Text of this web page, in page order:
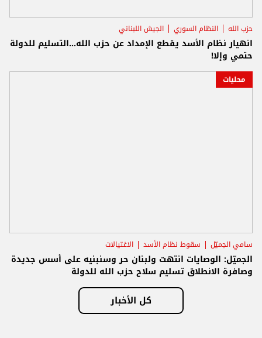
حزب الله النظام السوري الجيش اللبناني
انهيار نظام الأسد يقطع الإمداد عن حزب الله...التسليم للدولة
حتمي وإلا!
محليات
سامي الجميّل سقوط نظام الأسد الاغتيالات
الجميّل: الوصايات انتهت ولبنان حر وسنبنيه على أسس جديدة
وصافرة الانطلاق تسليم سلاح حزب الله للدولة
كل الأخبار